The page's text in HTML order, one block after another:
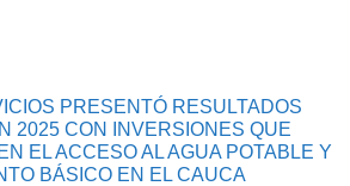
PRESENTÓ RESULTADOS
2025 CON INVERSIONES QUE
EL ACCESO AL AGUA POTABLE Y
BÁSICO EN EL CAUCA